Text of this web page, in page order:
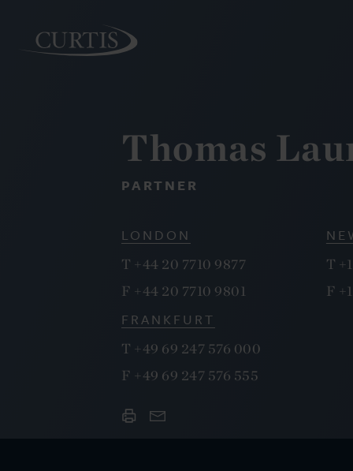
PEOPLE
Thomas
PARTNER
LONDON
T +44 20 7710 9877
F +44 20 7710 9801
FRANKFURT
T +49 69 247 576 000
F +49 69 247 576 555
T
F